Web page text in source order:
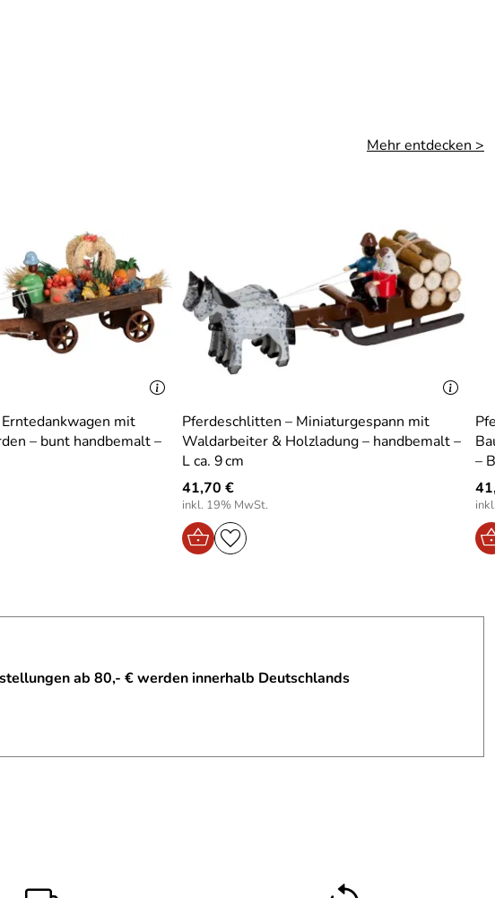
Mehr entdecken >
mit
– bunt handbemalt –
Pferdeschlitten – Miniaturgespann mit
Waldarbeiter & Holzladung – handbemalt –
L ca. 9 cm
41,70 €
inkl. 19% MwSt.
–
ab 80,- € werden innerhalb Deutschlands